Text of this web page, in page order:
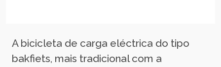
A bicicleta de carga eléctrica do tipo
bakfiets, mais tradicional com a